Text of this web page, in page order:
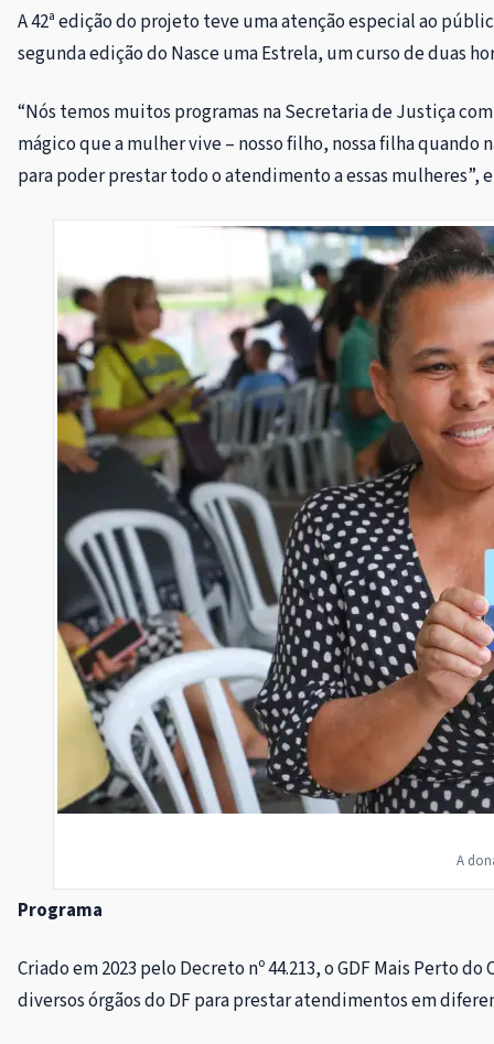
A 42ª edição do projeto teve uma atenção especial ao
segunda edição do Nasce uma Estrela, um curso de duas
“Nós temos muitos programas na Secretaria de Justiça
mágico que a mulher vive – nosso filho, nossa filha
para poder prestar todo o atendimento a essas mulheres”,
A
Programa
Criado em 2023 pelo Decreto nº 44.213, o GDF Mais Perto
diversos órgãos do DF para prestar atendimentos em